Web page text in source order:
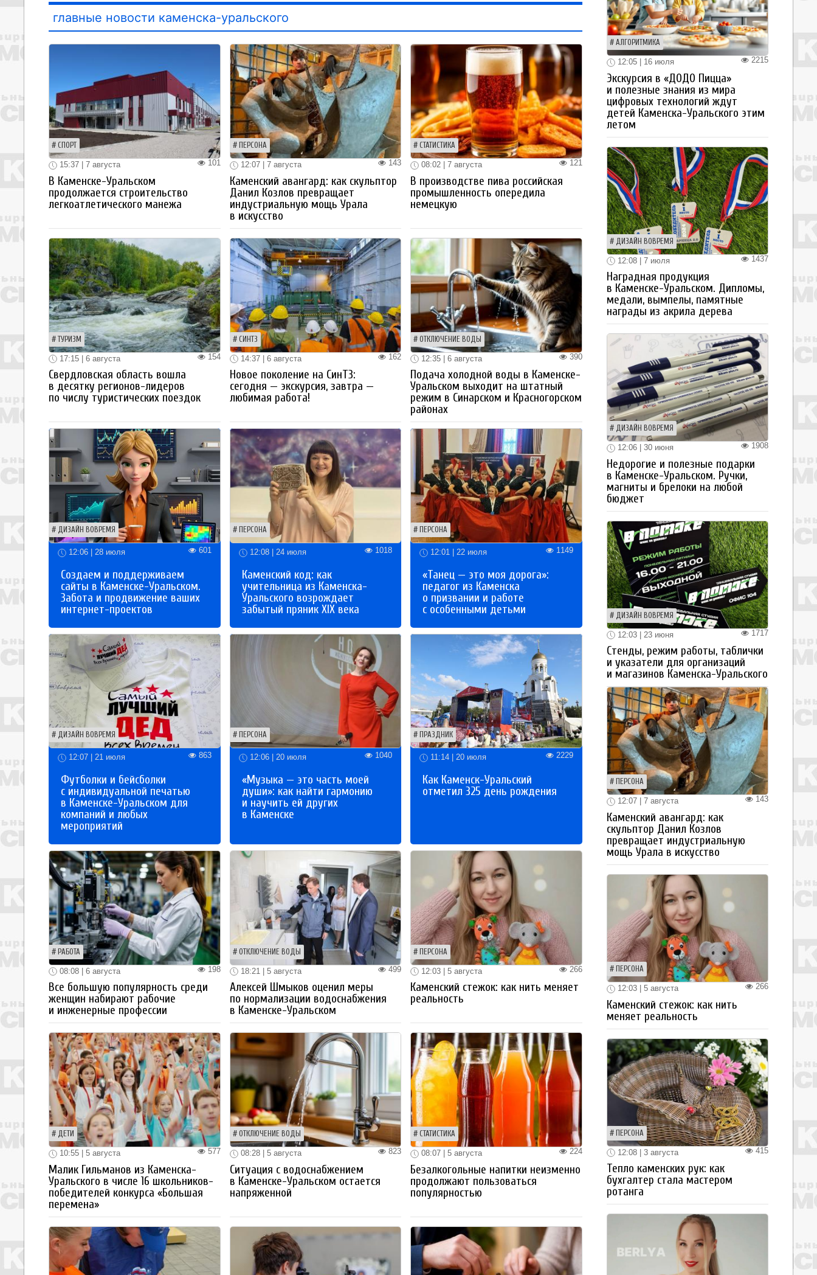
главные новости каменска-уральского
СПОРТ
101
15:37 | 7 августа
В Каменске-Уральском
продолжается строительство
легкоатлетического манежа
ПЕРСОНА
143
12:07 | 7 августа
Каменский авангард: как скульптор
Данил Козлов превращает
индустриальную мощь Урала
в искусство
СТАТИСТИКА
121
08:02 | 7 августа
В производстве пива российская
промышленность опередила
немецкую
ТУРИЗМ
154
17:15 | 6 августа
Свердловская область вошла
в десятку регионов-лидеров
по числу туристических поездок
СИНТЗ
162
14:37 | 6 августа
Новое поколение на СинТЗ:
сегодня — экскурсия, завтра —
любимая работа!
ОТКЛЮЧЕНИЕ ВОДЫ
390
12:35 | 6 августа
Подача холодной воды в Каменске-
Уральском выходит на штатный
режим в Синарском и Красногорском
районах
ДИЗАЙН ВОВРЕМЯ
12:06 | 28 июля 601
Создаем и поддерживаем
сайты в Каменске-Уральском.
Забота и продвижение ваших
интернет-проектов
ПЕРСОНА
12:08 | 24 июля 1018
Каменский код: как
учительница из Каменска-
Уральского возрождает
забытый пряник XIX века
ПЕРСОНА
12:01 | 22 июля 1149
«Танец — это моя дорога»:
педагог из Каменска
о призвании и работе
с особенными детьми
ДИЗАЙН ВОВРЕМЯ
12:07 | 21 июля 863
Футболки и бейсболки
с индивидуальной печатью
в Каменске-Уральском для
компаний и любых
мероприятий
ПЕРСОНА
12:06 | 20 июля 1040
«Музыка — это часть моей
души»: как найти гармонию
и научить ей других
в Каменске
ПРАЗДНИК
11:14 | 20 июля 2229
Как Каменск-Уральский
отметил 325 день рождения
РАБОТА
198
08:08 | 6 августа
Все большую популярность среди
женщин набирают рабочие
и инженерные профессии
ОТКЛЮЧЕНИЕ ВОДЫ
499
18:21 | 5 августа
Алексей Шмыков оценил меры
по нормализации водоснабжения
в Каменске-Уральском
ПЕРСОНА
266
12:03 | 5 августа
Каменский стежок: как нить меняет
реальность
ДЕТИ
577
10:55 | 5 августа
Малик Гильманов из Каменска-
Уральского в числе 16 школьников-
победителей конкурса «Большая
перемена»
ОТКЛЮЧЕНИЕ ВОДЫ
823
08:28 | 5 августа
Ситуация с водоснабжением
в Каменске-Уральском остается
напряженной
СТАТИСТИКА
224
08:07 | 5 августа
Безалкогольные напитки неизменно
продолжают пользоваться
популярностью
АЛГОРИТМИКА
2215
12:05 | 16 июля
Экскурсия в «ДОДО Пицца»
и полезные знания из мира
цифровых технологий ждут
детей Каменска-Уральского этим
летом
ДИЗАЙН ВОВРЕМЯ
1437
12:08 | 7 июля
Наградная продукция
в Каменске-Уральском. Дипломы,
медали, вымпелы, памятные
награды из акрила дерева
ДИЗАЙН ВОВРЕМЯ
1908
12:06 | 30 июня
Недорогие и полезные подарки
в Каменске-Уральском. Ручки,
магниты и брелоки на любой
бюджет
ДИЗАЙН ВОВРЕМЯ
1717
12:03 | 23 июня
Стенды, режим работы, таблички
и указатели для организаций
и магазинов Каменска-Уральского
ПЕРСОНА
143
12:07 | 7 августа
Каменский авангард: как
скульптор Данил Козлов
превращает индустриальную
мощь Урала в искусство
ПЕРСОНА
266
12:03 | 5 августа
Каменский стежок: как нить
меняет реальность
ПЕРСОНА
415
12:08 | 3 августа
Тепло каменских рук: как
бухгалтер стала мастером
ротанга